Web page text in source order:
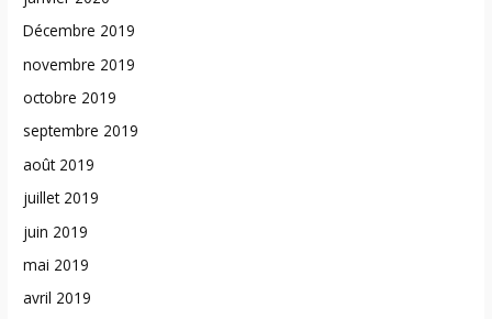
Décembre 2019
novembre 2019
octobre 2019
septembre 2019
août 2019
juillet 2019
juin 2019
mai 2019
avril 2019